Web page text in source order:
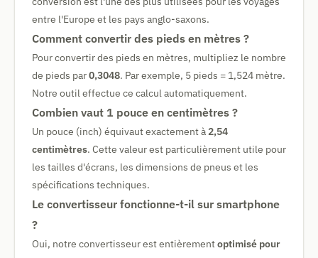
entre l'Europe et les pays anglo-saxons.
Comment convertir des pieds en mètres ?
Pour convertir des pieds en mètres, multipliez le nombre
de pieds par0,3048. Par exemple, 5 pieds = 1,524 mètre.
Notre outil effectue ce calcul automatiquement.
Combien vaut 1 pouce en centimètres ?
Un pouce (inch) équivaut exactement à 2,54
centimètres. Cette valeur est particulièrement utile pour
les tailles d'écrans, les dimensions de pneus et les
spécifications techniques.
Le convertisseur fonctionne-t-il sur smartphone
?
Oui, notre convertisseur est entièrementoptimisé pour